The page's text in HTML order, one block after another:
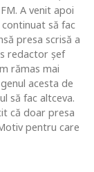
A venit apoi
să fac
presa scrisă a
redactor şef
rămas mai
acesta de
să fac altceva.
că doar presa
pentru care